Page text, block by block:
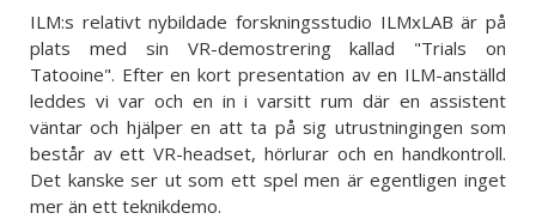
ILM:s relativt nybildade forskningsstudio ILMxLAB är på
plats med sin VR-demostrering kallad "Trials on
Tatooine". Efter en kort presentation av en ILM-anställd
leddes vi var och en in i varsitt rum där en assistent
väntar och hjälper en att ta på sig utrustningingen som
består av ett VR-headset, hörlurar och en handkontroll.
Det kanske ser ut som ett spel men är egentligen inget
mer än ett teknikdemo.